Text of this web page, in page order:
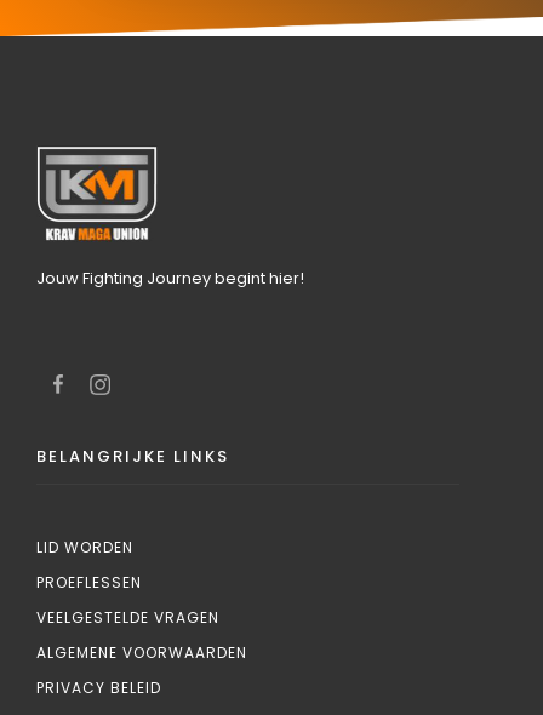
Jouw Fighting Journey begint hier!
BELANGRIJKE LINKS
LID WORDEN
PROEFLESSEN
VEELGESTELDE VRAGEN
ALGEMENE VOORWAARDEN
PRIVACY BELEID